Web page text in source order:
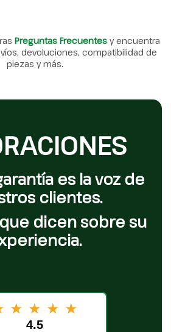
Preguntas Frecuentes y encuentra
devoluciones, compatibilidad de
piezas y más.
es la voz de
clientes.
dicen sobre su
★ ★ ★ ★
4.5